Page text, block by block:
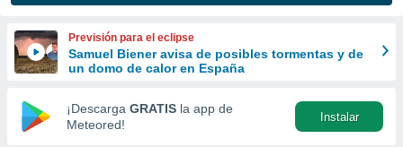
y
forma
digital
basada
Previsión para el eclipse
Samuel Biener avisa de posibles tormentas y de
un domo de calor en España
¡Descarga GRATIS la app de
Meteored!
Instalar